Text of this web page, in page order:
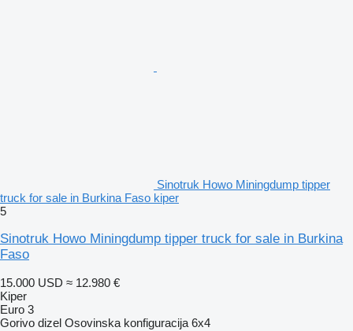
Sinotruk Howo Miningdump tipper
truck for sale in Burkina Faso kiper
5
Sinotruk Howo Miningdump tipper truck for sale in Burkina
Faso
15.000 USD ≈ 12.980 €
Kiper
Euro 3
Gorivo dizel Osovinska konfiguracija 6x4